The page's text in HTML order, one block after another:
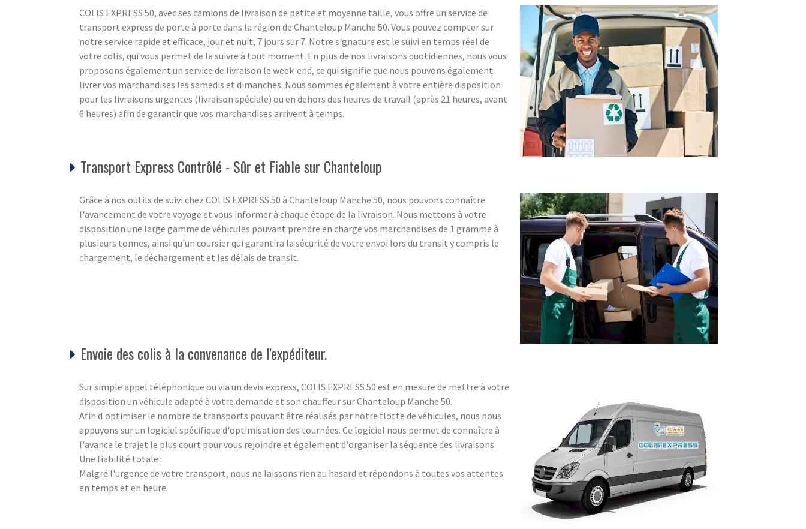
COLIS EXPRESS 50, avec ses camions de livraison de petite et moyenne taille, vous offre un service de
transport express de porte à porte dans la région de Chanteloup Manche 50. Vous pouvez compter sur
notre service rapide et efficace, jour et nuit, 7 jours sur 7. Notre signature est le suivi en temps réel de
votre colis, qui vous permet de le suivre à tout moment. En plus de nos livraisons quotidiennes, nous vous
proposons également un service de livraison le week-end, ce qui signifie que nous pouvons également
livrer vos marchandises les samedis et dimanches. Nous sommes également à votre entière disposition
pour les livraisons urgentes (livraison spéciale) ou en dehors des heures de travail (après 21 heures, avant
6 heures) afin de garantir que vos marchandises arrivent à temps.
Transport Express Contrôlé - Sûr et Fiable sur Chanteloup
Grâce à nos outils de suivi chez COLIS EXPRESS 50 à Chanteloup Manche 50, nous pouvons connaître
l'avancement de votre voyage et vous informer à chaque étape de la livraison. Nous mettons à votre
disposition une large gamme de véhicules pouvant prendre en charge vos marchandises de 1 gramme à
plusieurs tonnes, ainsi qu'un coursier qui garantira la sécurité de votre envoi lors du transit y compris le
chargement, le déchargement et les délais de transit.
Envoie des colis à la convenance de l'expéditeur.
Sur simple appel téléphonique ou via un devis express, COLIS EXPRESS 50 est en mesure de mettre à votre
disposition un véhicule adapté à votre demande et son chauffeur sur Chanteloup Manche 50.
Afin d'optimiser le nombre de transports pouvant être réalisés par notre flotte de véhicules, nous nous
appuyons sur un logiciel spécifique d'optimisation des tournées. Ce logiciel nous permet de connaître à
l'avance le trajet le plus court pour vous rejoindre et également d'organiser la séquence des livraisons.
Une fiabilité totale :
Malgré l'urgence de votre transport, nous ne laissons rien au hasard et répondons à toutes vos attentes
en temps et en heure.